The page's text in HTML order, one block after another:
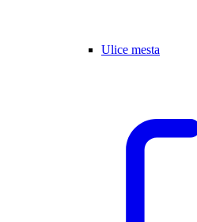
Ulice mesta